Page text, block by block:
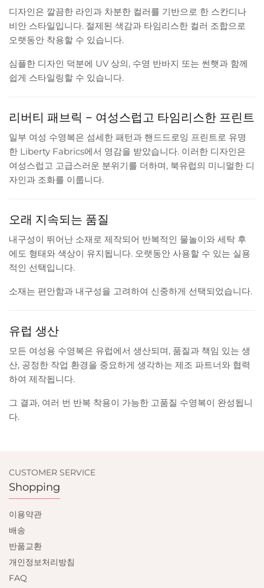
디자인은 깔끔한 라인과 차분한 컬러를 기반으로 한 스칸디나
비안 스타일입니다. 절제된 색감과 타임리스한 컬러 조합으로
오랫동안 착용할 수 있습니다.
심플한 디자인 덕분에 UV 상의, 수영 반바지 또는 썬햇과 함께
쉽게 스타일링할 수 있습니다.
리버티 패브릭 – 여성스럽고 타임리스한 프린트
일부 여성 수영복은 섬세한 패턴과 핸드드로잉 프린트로 유명
한 Liberty Fabrics에서 영감을 받았습니다. 이러한 디자인은
여성스럽고 고급스러운 분위기를 더하며, 북유럽의 미니멀한 디
자인과 조화를 이룹니다.
오래 지속되는 품질
내구성이 뛰어난 소재로 제작되어 반복적인 물놀이와 세탁 후
에도 형태와 색상이 유지됩니다. 오랫동안 사용할 수 있는 실용
적인 선택입니다.
소재는 편안함과 내구성을 고려하여 신중하게 선택되었습니다.
유럽 생산
모든 여성용 수영복은 유럽에서 생산되며, 품질과 책임 있는 생
산, 공정한 작업 환경을 중요하게 생각하는 제조 파트너와 협력
하여 제작됩니다.
그 결과, 여러 번 반복 착용이 가능한 고품질 수영복이 완성됩니
다.
CUSTOMER SERVICE
Shopping
이용약관
배송
반품교환
개인정보처리방침
FAQ